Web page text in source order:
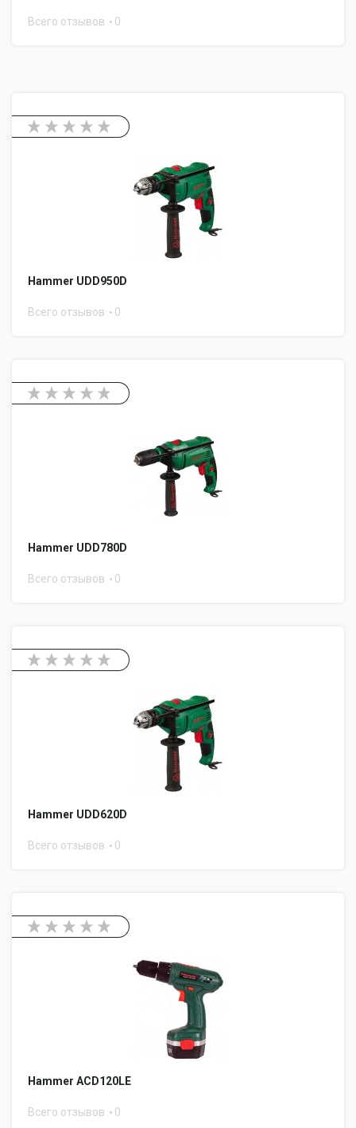
Всего отзывов 0
Hammer UDD950D
Всего отзывов 0
Hammer UDD780D
Всего отзывов 0
Hammer UDD620D
Всего отзывов 0
Hammer ACD120LE
Всего отзывов 0